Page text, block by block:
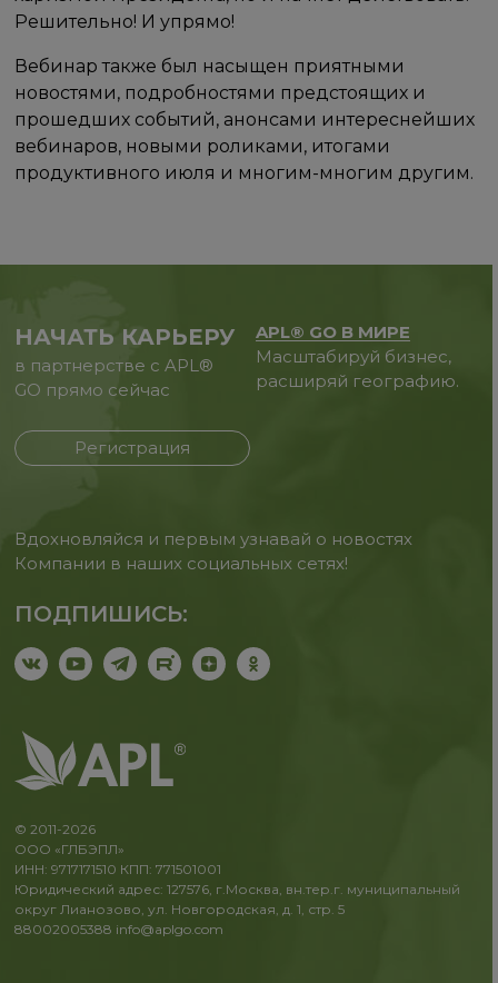
Решительно! И упрямо!
Вебинар также был насыщен приятными
новостями, подробностями предстоящих и
прошедших событий, анонсами интереснейших
вебинаров, новыми роликами, итогами
продуктивного июля и многим-многим другим.
НАЧАТЬ КАРЬЕРУ
в партнерстве с APL®
GO прямо сейчас
Регистрация
APL® GO В МИРЕ
Масштабируй бизнес,
расширяй географию.
Вдохновляйся и первым узнавай о новостях
Компании в наших социальных сетях!
ПОДПИШИСЬ:
© 2011-2026
ООО «ГЛБЭПЛ»
ИНН: 9717171510 КПП: 771501001
Юридический адрес: 127576, г.Москва, вн.тер.г. муниципальный
округ Лианозово, ул. Новгородская, д. 1, стр. 5
88002005388 info@aplgo.com